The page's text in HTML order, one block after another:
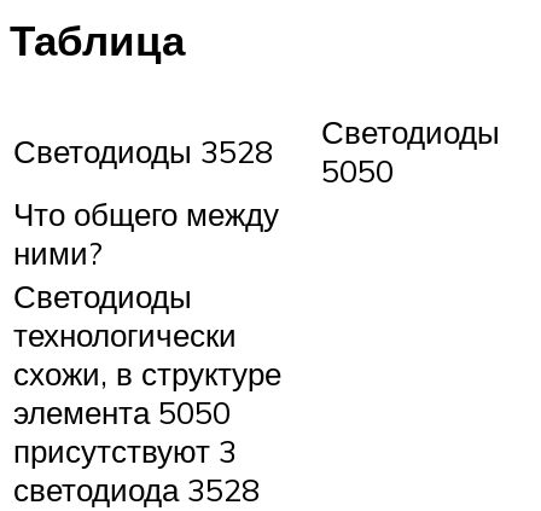
Таблица
Светодиоды 3528
Светодиоды
5050
Что общего между
ними?
Светодиоды
технологически
схожи, в структуре
элемента 5050
присутствуют 3
светодиода 3528